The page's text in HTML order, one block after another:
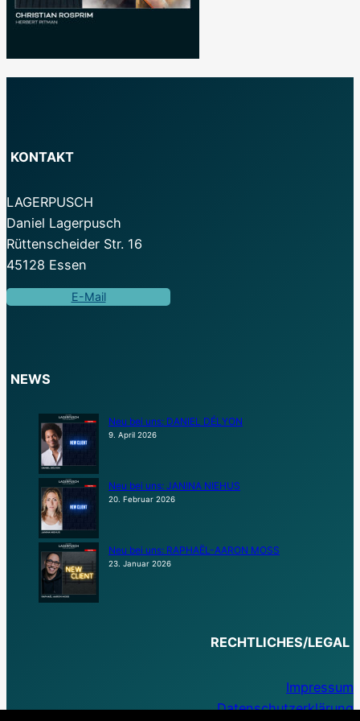
KONTAKT
LAGERPUSCH
Daniel Lagerpusch
Rüttenscheider Str. 16
45128 Essen
E-Mail
NEWS
Neu bei uns: DANIEL DÉLYON
9. April 2026
Neu bei uns: JANINA NIEHUS
20. Februar 2026
Neu bei uns: RAPHAËL-AARON MOSS
23. Januar 2026
RECHTLICHES/LEGAL
Impressum
Datenschutzerklärung